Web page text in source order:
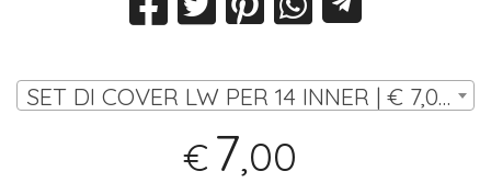
SET DI COVER LW PER 14 INNER | € 7,00
€ 7,00